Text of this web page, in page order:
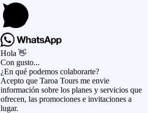
Hola 👋
Con gusto...
¿En qué podemos colaborarte?
Acepto que Taroa Tours me envie
información sobre los planes y servicios que
ofrecen, las promociones e invitaciones a
lugar.